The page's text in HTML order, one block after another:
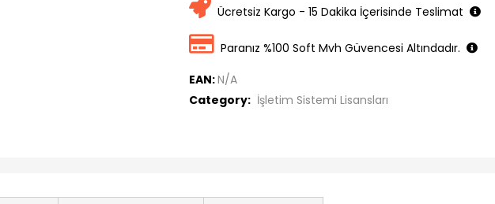
Ücretsiz Kargo - 15 Dakika İçerisinde Teslimat
Paranız %100 Soft Mvh Güvencesi Altındadır.
EAN:N/A
Category: İşletim Sistemi Lisansları